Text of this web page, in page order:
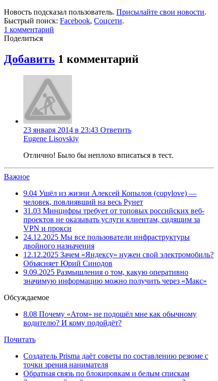
Новость подсказал пользователь. Присылайте свои новости.
Быстрый поиск: Facebook, Соцсети.
1 комментарий
Поделиться
Добавить 1 комментарий
23 января 2014 в 23:43 Ответить
Eugene Lisovskiy
Отлично! Было бы неплохо вписаться в тест.
Важное
9.04 Ушёл из жизни Алексей Копылов (copylove) —
человек, повлиявший на весь Рунет
31.03 Минцифры требует от топовых российских веб-
проектов не оказывать услуги клиентам, сидящим за
VPN и прокси
24.12.2025 Мы все пользователи инфраструктуры
двойного назначения
12.12.2025 Зачем «Яндексу» нужен свой электромобиль?
Объясняет Юрий Синодов
9.09.2025 Размышления о том, какую оперативно
значимую информацию можно получить через «Макс»
Обсуждаемое
8.08 Почему «Атом» не подошёл мне как обычному
водителю? И кому подойдёт?
Почитать
Создатель Prisma даёт советы по составлению резюме с
точки зрения нанимателя
Обратная связь по блокировкам и белым спискам